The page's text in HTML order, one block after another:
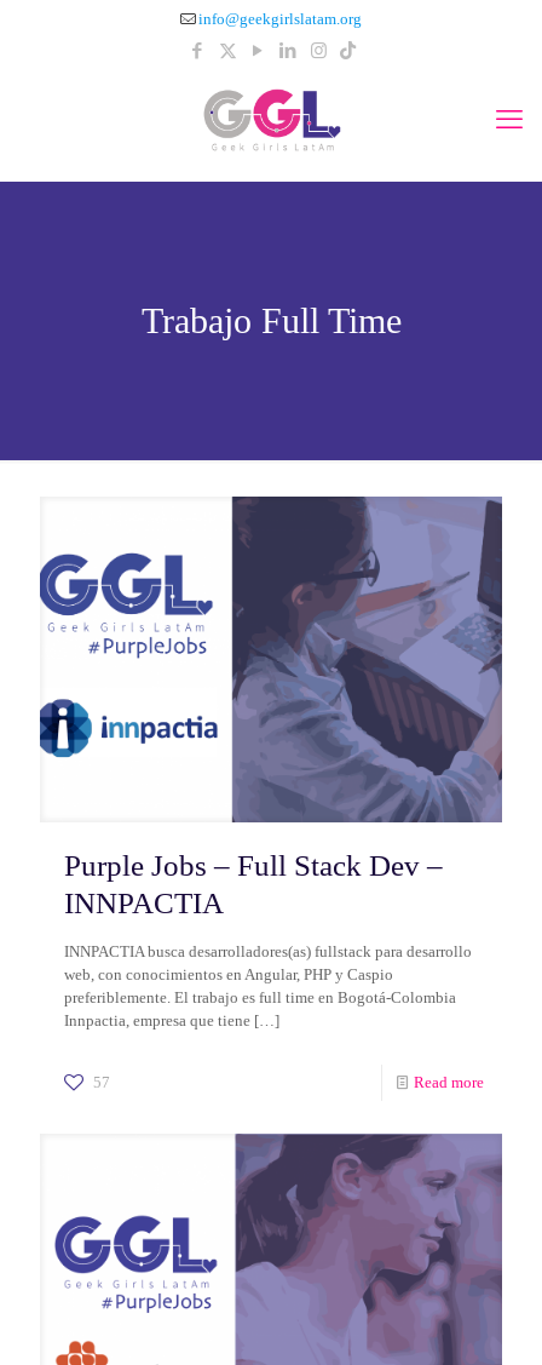
info@geekgirlslatam.org
Trabajo Full Time
Purple Jobs – Full Stack Dev –
INNPACTIA
INNPACTIA busca desarrolladores(as) fullstack para desarrollo
web, con conocimientos en Angular, PHP y Caspio
preferiblemente. El trabajo es full time en Bogotá-Colombia
Innpactia, empresa que tiene […]
57 Read more